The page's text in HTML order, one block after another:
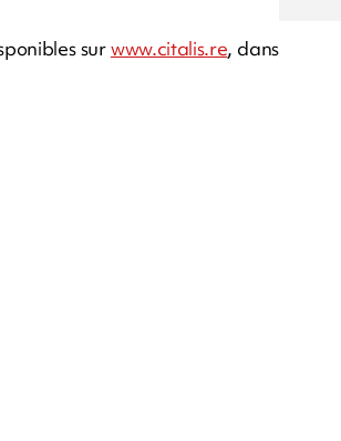
surwww.citalis.re, dans